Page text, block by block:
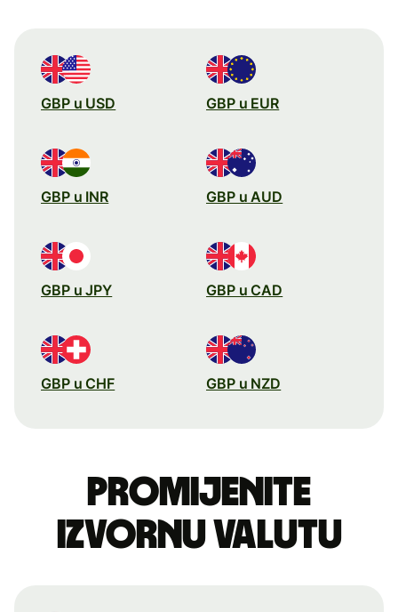
GBP u USD GBP u EUR
GBP u INR GBP u AUD
GBP u JPY GBP u CAD
GBP u CHF GBP u NZD
Promijenite
izvornu valutu